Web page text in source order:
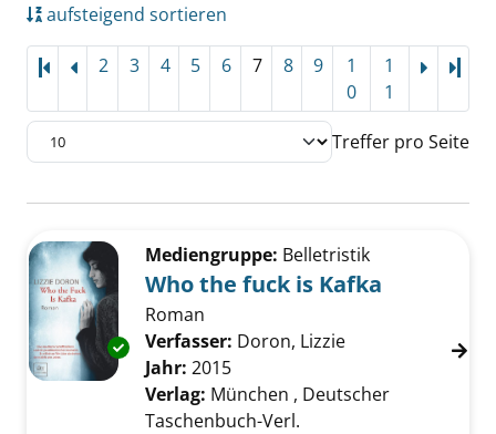
aufsteigend sortieren
2 3 4 5 6 7 8 9
1
0
1
1
Treffer pro Seite
Zu den Suchfiltern springen
Exemplar-Details von Who the fuck is Kafka
Mediengruppe: Belletristik
Who the fuck is Kafka
Roman
Verfasser: Doron, Lizzie Suche nach
Jahr: 2015
Verlag: München , Deutscher
Taschenbuch-Verl.